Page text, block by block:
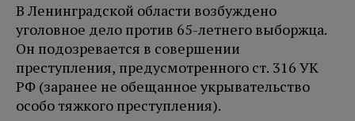
В Ленинградской области возбуждено
уголовное дело против 65-летнего выборжца.
Он подозревается в совершении
преступления, предусмотренного ст. 316 УК
РФ (заранее не обещанное укрывательство
особо тяжкого преступления).